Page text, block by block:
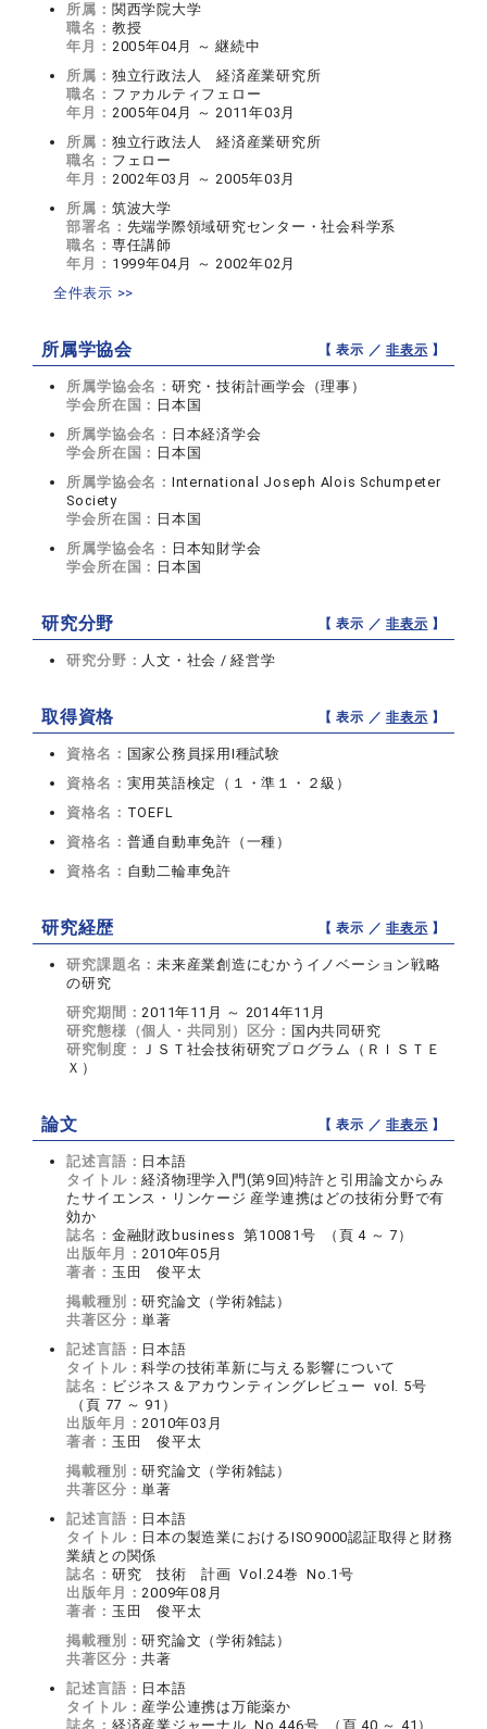
所属： 関西学院大学
職名： 教授
年月： 2005年04月 ～ 継続中
所属： 独立行政法人 経済産業研究所
職名： ファカルティフェロー
年月： 2005年04月 ～ 2011年03月
所属： 独立行政法人 経済産業研究所
職名： フェロー
年月： 2002年03月 ～ 2005年03月
所属： 筑波大学
部署名： 先端学際領域研究センター・社会科学系
職名： 専任講師
年月： 1999年04月 ～ 2002年02月
全件表示 >>
所属学協会 【 表示 ／非表示 】
所属学協会名： 研究・技術計画学会（理事）
学会所在国： 日本国
所属学協会名： 日本経済学会
学会所在国： 日本国
所属学協会名： International Joseph Alois Schumpeter
Society
学会所在国： 日本国
所属学協会名： 日本知財学会
学会所在国： 日本国
研究分野 【 表示 ／非表示 】
研究分野： 人文・社会 / 経営学
取得資格 【 表示 ／非表示 】
資格名： 国家公務員採用Ⅰ種試験
資格名： 実用英語検定（１・準１・２級）
資格名： TOEFL
資格名： 普通自動車免許（一種）
資格名： 自動二輪車免許
研究経歴 【 表示 ／非表示 】
研究課題名：未来産業創造にむかうイノベーション戦略
の研究
研究期間：2011年11月 ～ 2014年11月
研究態様（個人・共同別）区分： 国内共同研究
研究制度： ＪＳＴ社会技術研究プログラム（ＲＩＳＴＥ
Ｘ）
論文 【 表示 ／非表示 】
記述言語： 日本語
タイトル：経済物理学入門(第9回)特許と引用論文からみ
たサイエンス・リンケージ 産学連携はどの技術分野で有
効か
誌名： 金融財政business 第10081号 （頁 4 ～ 7）
出版年月：2010年05月
著者： 玉田 俊平太
掲載種別：研究論文（学術雑誌）
共著区分：単著
記述言語： 日本語
タイトル：科学の技術革新に与える影響について
誌名： ビジネス＆アカウンティングレビュー vol. 5号
（頁 77 ～ 91）
出版年月：2010年03月
著者： 玉田 俊平太
掲載種別：研究論文（学術雑誌）
共著区分：単著
記述言語： 日本語
タイトル： 日本の製造業におけるISO9000認証取得と財務
業績との関係
誌名： 研究 技術 計画 Vol.24巻 No.1号
出版年月：2009年08月
著者： 玉田 俊平太
掲載種別：研究論文（学術雑誌）
共著区分：共著
記述言語： 日本語
タイトル： 産学公連携は万能薬か
誌名： 経済産業ジャーナル No.446号 （頁 40 ～ 41）